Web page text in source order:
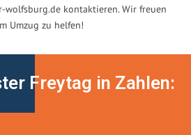
wolfsburg.de kontaktieren. Wir freuen
Umzug zu helfen!
Freytag in Zahlen: